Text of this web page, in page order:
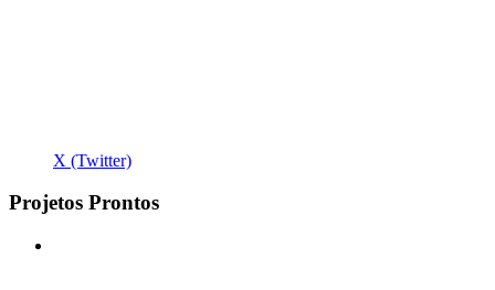
X (Twitter)
Projetos Prontos